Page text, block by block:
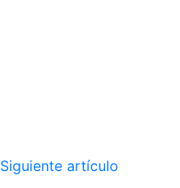
Siguiente artículo